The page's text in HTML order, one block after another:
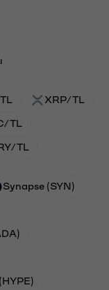
XRP/TL
TL
TL
Synapse (SYN)